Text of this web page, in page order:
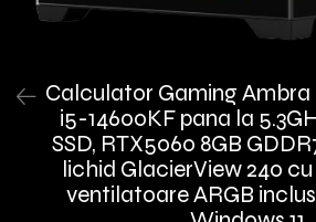
Calculator Gaming
i5-14600KF pana la
SSD, RTX5060 8GB
lichid GlacierView 240
ventilatoare ARGB